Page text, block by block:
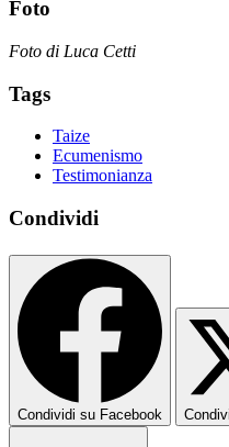
Foto
Foto di Luca Cetti
Tags
Taize
Ecumenismo
Testimonianza
Condividi
Condividi su Facebook